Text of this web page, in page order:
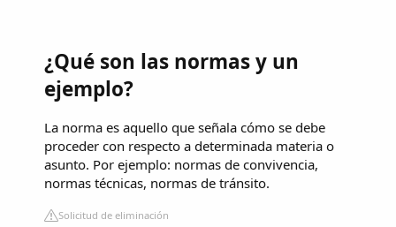
¿Qué son las normas y un
ejemplo?
La norma es aquello que señala cómo se debe
proceder con respecto a determinada materia o
asunto. Por ejemplo: normas de convivencia,
normas técnicas, normas de tránsito.
Solicitud de eliminación